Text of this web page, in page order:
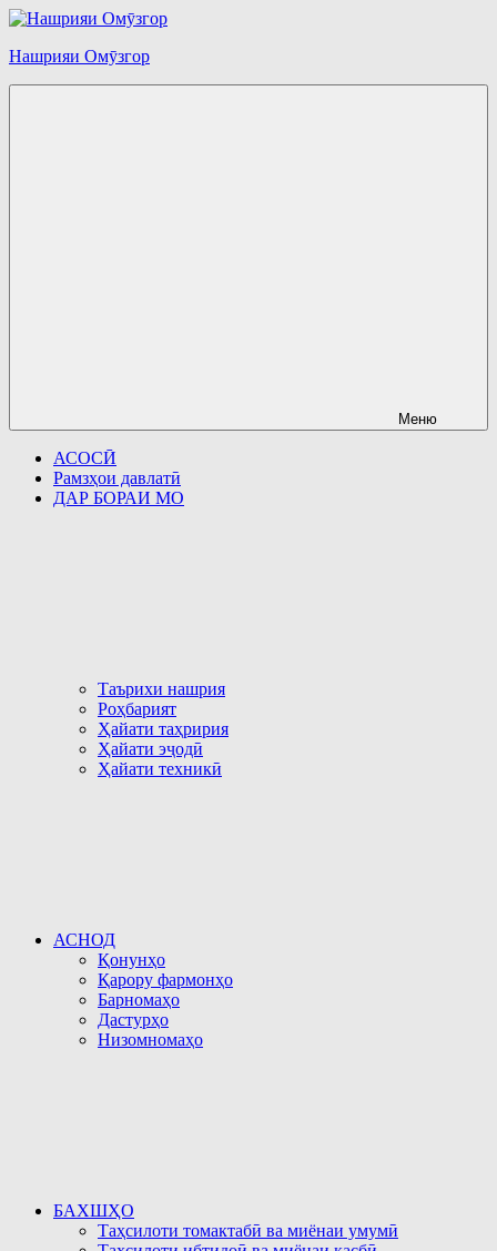
Перейти
содержимому
Нашрияи Омӯзгор
Меню
АСОСӢ
Рамзҳои давлатӣ
ДАР БОРАИ МО
Таърихи нашрия
Роҳбарият
Ҳайати таҳририя
Ҳайати эҷодӣ
Ҳайати техникӣ
АСНОД
Қонунҳо
Қарору фармонҳо
Барномаҳо
Дастурҳо
Низомномаҳо
БАХШҲО
Таҳсилоти томактабӣ ва миёнаи умумӣ